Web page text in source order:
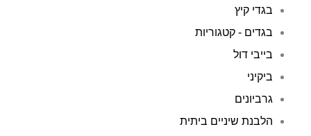
בגדי קיץ
בגדים - קטגוריות
בייבי דול
ביקיני
גרביונים
הלבנת שיניים ביתית